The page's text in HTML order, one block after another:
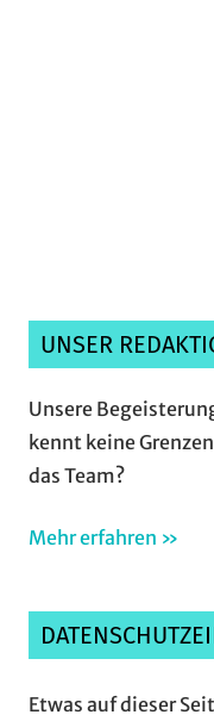
UNSER
Unsere
kennt keine
das Team?
Mehr erfahren »
Etwas auf dieser